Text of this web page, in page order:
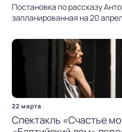
Постановка по рассказу
запланированная на 20
22 марта
Спектакль «Счастье